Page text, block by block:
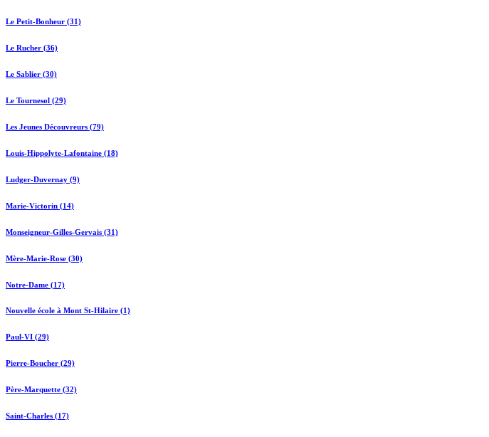
Le Petit-Bonheur (31)
Le Rucher (36)
Le Sablier (30)
Le Tournesol (29)
Les Jeunes Découvreurs (79)
Louis-Hippolyte-Lafontaine (18)
Ludger-Duvernay (9)
Marie-Victorin (14)
Monseigneur-Gilles-Gervais (31)
Mère-Marie-Rose (30)
Notre-Dame (17)
Nouvelle école à Mont St-Hilaire (1)
Paul-VI (29)
Pierre-Boucher (29)
Père-Marquette (32)
Saint-Charles (17)